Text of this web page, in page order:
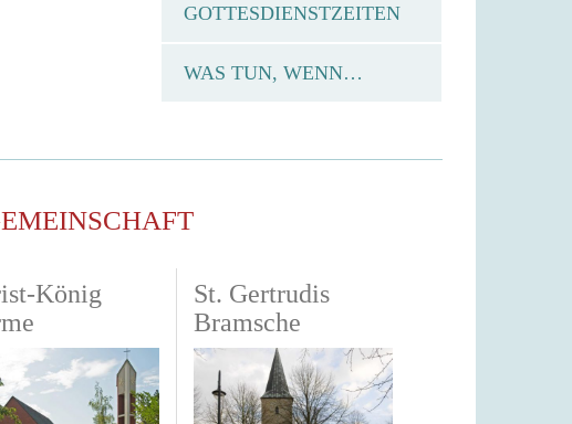
GOTTESDIENSTZEITEN
WAS TUN, WENN…
König
St. Gertrudis
Bramsche